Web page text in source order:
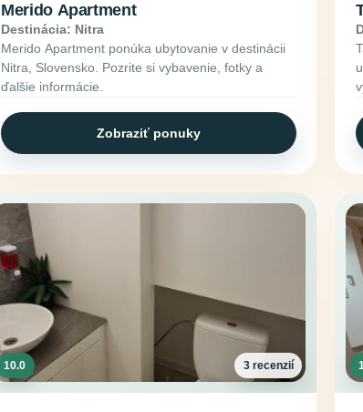
Merido Apartment
Destinácia: Nitra
Merido Apartment ponúka ubytovanie v destinácii
Nitra, Slovensko. Pozrite si vybavenie, fotky a
ďalšie informácie.
Zobraziť ponuky
10.0 3 recenzií